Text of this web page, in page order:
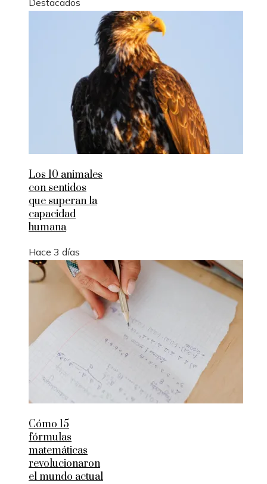
Destacados
Los 10 animales
con sentidos
que superan la
capacidad
humana
Hace 3 días
Cómo 15
fórmulas
matemáticas
revolucionaron
el mundo actual